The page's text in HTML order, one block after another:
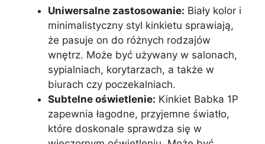
Uniwersalne zastosowanie: Biały kolor i
minimalistyczny styl kinkietu sprawiają,
że pasuje on do różnych rodzajów
wnętrz. Może być używany w salonach,
sypialniach, korytarzach, a także w
biurach czy poczekalniach.
Subtelne oświetlenie: Kinkiet Babka 1P
zapewnia łagodne, przyjemne światło,
które doskonale sprawdza się w